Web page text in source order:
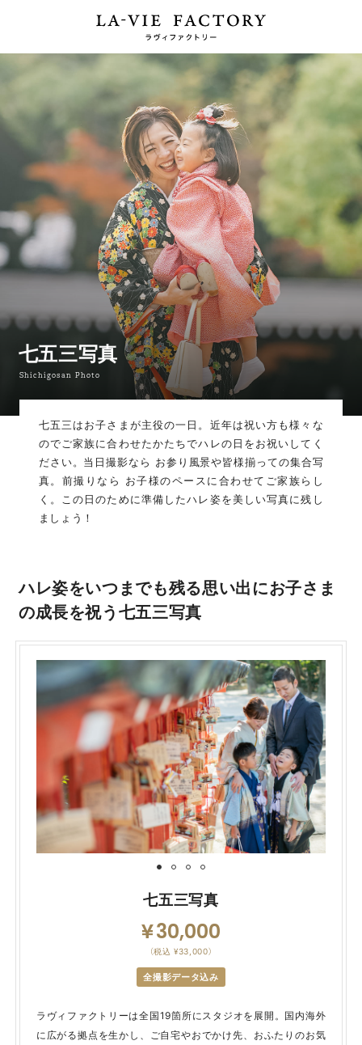
七五三写真
Shichigosan Photo
七五三はお子さまが主役の一日。近年は祝い方も様々な
のでご家族に合わせたかたちでハレの日をお祝いしてく
ださい。当日撮影なら お参り風景や皆様揃っての集合写
真。前撮りなら お子様のペースに合わせてご家族らし
く。この日のために準備したハレ姿を美しい写真に残し
ましょう！
ハレ姿をいつまでも残る思い出にお子さま
の成長を祝う七五三写真
七五三写真
30,000
（税込 ¥33,000）
全撮影データ込み
ラヴィファクトリーは全国19箇所にスタジオを展開。国内海外
に広がる拠点を生かし、ご自宅やおでかけ先、おふたりのお気